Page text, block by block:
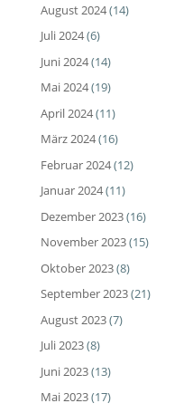
August 2024(14)
Juli 2024(6)
Juni 2024(14)
Mai 2024(19)
April 2024(11)
März 2024(16)
Februar 2024(12)
Januar 2024(11)
Dezember 2023(16)
November 2023(15)
Oktober 2023(8)
September 2023(21)
August 2023(7)
Juli 2023(8)
Juni 2023(13)
Mai 2023(17)